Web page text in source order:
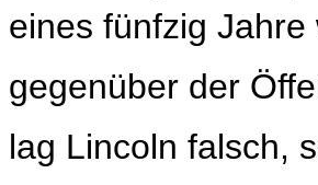
eines fünfzig Jahre
gegenüber der
lag Lincoln falsch,